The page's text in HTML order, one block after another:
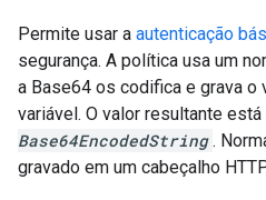
Permite usar a autenticação
segurança. A política usa um
a Base64 os codifica e grava o
variável. O valor resultante
Base64EncodedString .
gravado em um cabeçalho